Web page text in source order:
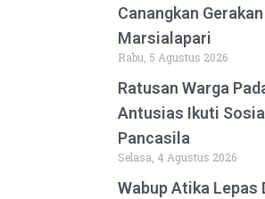
Canangkan
Marsialapari
Rabu, 5 Agustus 2026
Ratusan Warga
Antusias Ikuti
Pancasila
Selasa, 4 Agustus 2026
Wabup Atika Lepas